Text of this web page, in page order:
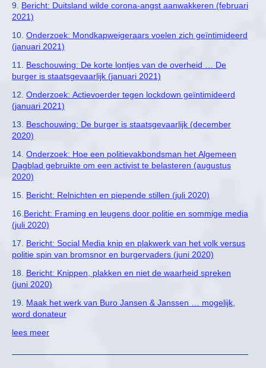
9. Bericht: Duitsland wilde corona-angst aanwakkeren (februari
2021)
10. Onderzoek: Mondkapweigeraars voelen zich geïntimideerd
(januari 2021)
11. Beschouwing: De korte lontjes van de overheid … De
burger is staatsgevaarlijk (januari 2021)
12. Onderzoek: Actievoerder tegen lockdown geïntimideerd
(januari 2021)
13. Beschouwing: De burger is staatsgevaarlijk (december
2020)
14. Onderzoek: Hoe een politievakbondsman het Algemeen
Dagblad gebruikte om een activist te belasteren (augustus
2020)
15. Bericht: Relnichten en piepende stillen (juli 2020)
16. Bericht: Framing en leugens door politie en sommige media
(juli 2020)
17. Bericht: Social Media knip en plakwerk van het volk versus
politie spin van bromsnor en burgervaders (juni 2020)
18. Bericht: Knippen, plakken en niet de waarheid spreken
(juni 2020)
19. Maak het werk van Buro Jansen & Janssen … mogelijk,
word donateur
lees meer